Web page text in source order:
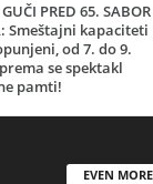
PRED 65. SABOR
Smeštajni kapaciteti
od 7. do 9.
se spektakl
pamti!
EVEN